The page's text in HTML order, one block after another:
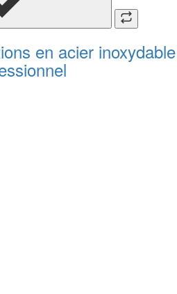
en acier inoxydable